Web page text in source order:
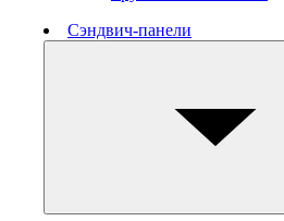
Сэндвич-панели